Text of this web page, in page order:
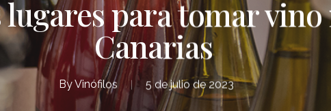
para tomar
Canarias
ByVinófilos 5 de julio de 2023